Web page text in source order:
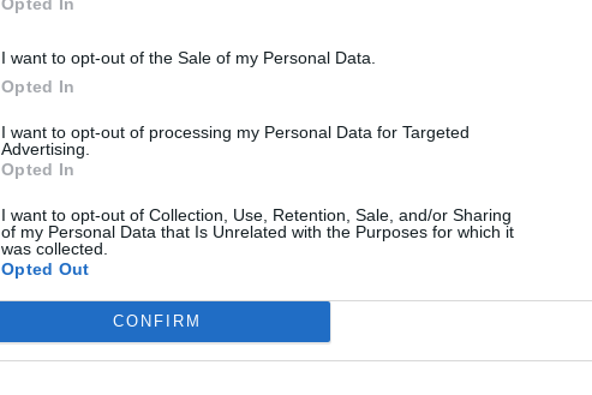
I want to opt-out of the Sale of my Personal Data.
Opted In
I want to opt-out of processing my Personal Data for Targeted
Advertising.
Opted In
I want to opt-out of Collection, Use, Retention, Sale, and/or Sharing
of my Personal Data that Is Unrelated with the Purposes for which it
was collected.
Opted Out
CONFIRM